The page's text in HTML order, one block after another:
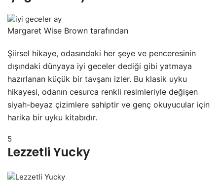
Margaret Wise Brown tarafından
Şiirsel hikaye, odasındaki her şeye ve penceresinin
dışındaki dünyaya iyi geceler dediği gibi yatmaya
hazırlanan küçük bir tavşanı izler. Bu klasik uyku
hikayesi, odanın cesurca renkli resimleriyle değişen
siyah-beyaz çizimlere sahiptir ve genç okuyucular için
harika bir uyku kitabıdır.
5
Lezzetli Yucky